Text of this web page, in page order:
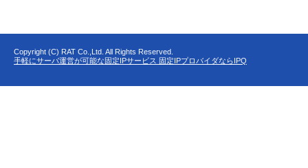
Copyright (C) RAT Co.,Ltd. All Rights Reserved.
手軽にサーバ運営が可能な固定IPサービス 固定IPプロバイダならIPQ